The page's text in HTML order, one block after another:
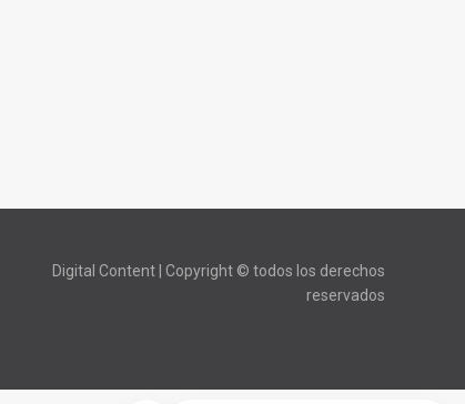
Digital Content | Copyright © todos los derechos
reservados